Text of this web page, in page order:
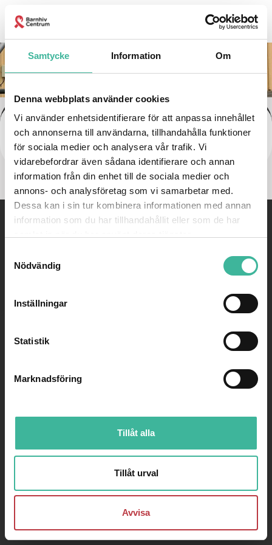
Samtycke Information Om
Denna webbplats använder cookies
Vi använder enhetsidentifierare för att anpassa innehållet
och annonserna till användarna, tillhandahålla funktioner
för sociala medier och analysera vår trafik. Vi
vidarebefordrar även sådana identifierare och annan
information från din enhet till de sociala medier och
annons- och analysföretag som vi samarbetar med.
Dessa kan i sin tur kombinera informationen med annan
information som du har tillhandahållit eller som de har
Nödvändig
Inställningar
Statistik
Marknadsföring
Tillåt alla
Tillåt urval
Avvisa
Kontakta oss
1c8ac82d-5fd8-44e5-83b2-
adba7cd50cda